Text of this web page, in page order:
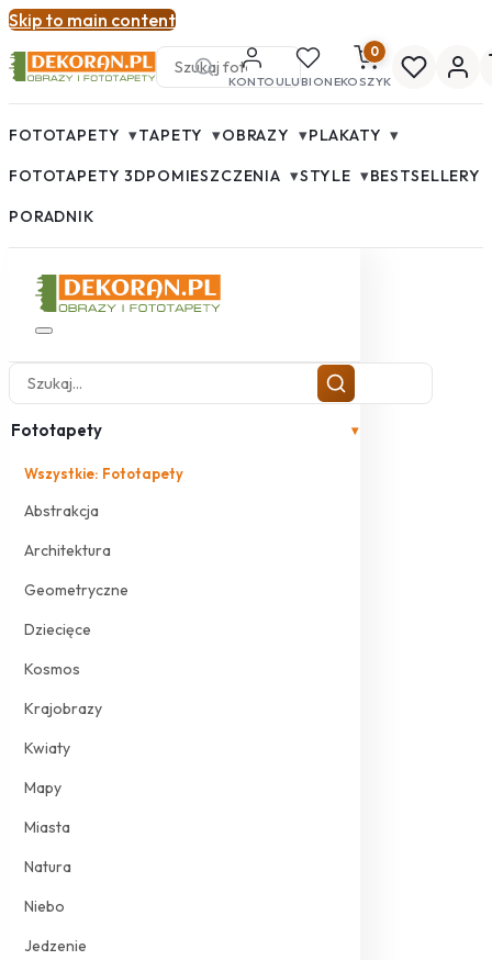
Skip to main content
KONTOULUBIONE
0
KOSZYK
FOTOTAPETY ▾TAPETY ▾OBRAZY ▾PLAKATY ▾
FOTOTAPETY 3DPOMIESZCZENIA ▾STYLE ▾BESTSELLERY
PORADNIK
Fototapety ▾
Wszystkie: Fototapety
Abstrakcja
Architektura
Geometryczne
Dziecięce
Kosmos
Krajobrazy
Kwiaty
Mapy
Miasta
Natura
Niebo
Jedzenie